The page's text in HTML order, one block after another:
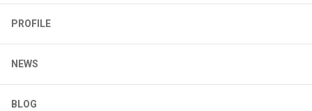
PROFILE
NEWS
BLOG